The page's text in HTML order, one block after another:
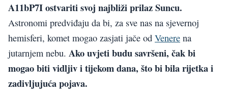
A11bP7I ostvariti svoj najbliži prilaz Suncu.
Astronomi predviđaju da bi, za sve nas na sjevernoj
hemisferi, komet mogao zasjati jače od Venere na
jutarnjem nebu. Ako uvjeti budu savršeni, čak bi
mogao biti vidljiv i tijekom dana, što bi bila rijetka i
zadivljujuća pojava.